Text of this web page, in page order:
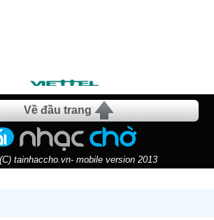
Về đầu trang
tainhaccho.vn- mobile version 2013